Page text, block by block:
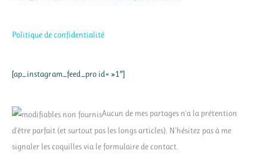
Politique de confidentialité
[ap_instagram_feed_pro id= »1″]
Aucun de mes partages n'a la prétention
d'être parfait (et surtout pas les longs articles). N'hésitez pas à me
signaler les coquilles via le formulaire de contact.